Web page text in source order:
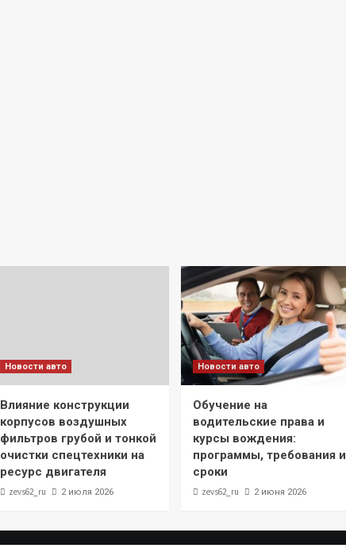
Новости авто
Влияние конструкции
корпусов воздушных
фильтров грубой и тонкой
очистки спецтехники на
ресурс двигателя
zevs62_ru 2 июля 2026
Новости авто
Обучение на
водительские права и
курсы вождения:
программы, требования и
сроки
zevs62_ru 2 июня 2026